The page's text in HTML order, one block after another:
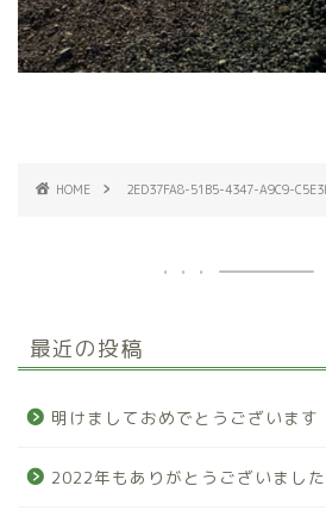
HOME 2ED37FA8-51B5-4347-A9C9-
最近の投稿
明けましておめでとうございます
2022年もありがとうございました